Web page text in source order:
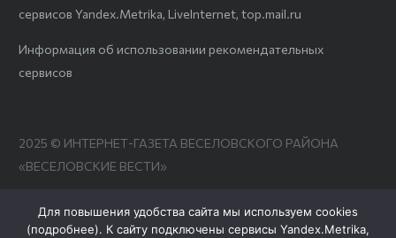
сервисов Yandex.Metrika, LiveInternet, top.mail.ru
Информация об использовании рекомендательных
сервисов
2025 © ИНТЕРНЕТ-ГАЗЕТА ВЕСЕЛОВСКОГО РАЙОНА
«ВЕСЕЛОВСКИЕ ВЕСТИ»
Для повышения удобства сайта мы используем cookies
(подробнее). К сайту подключены сервисы Yandex.Metrika,